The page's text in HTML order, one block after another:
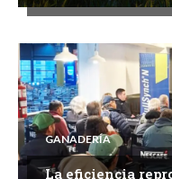
GANADERÍA
La eficiencia